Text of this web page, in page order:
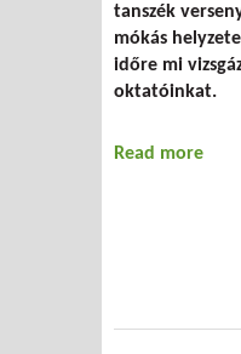
tanszék
mókás
időre mi
oktatóinkat.
Read more